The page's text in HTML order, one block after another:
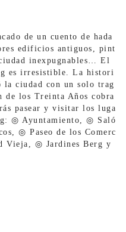
de un cuento de hada
edificios antiguos, pint
inexpugnables… El
es irresistible. La histori
la ciudad con un solo trag
de los Treinta Años cobra
pasear y visitar los luga
◎ Ayuntamiento, ◎ Saló
◎ Paseo de los Comerc
Vieja, ◎ Jardines Berg y